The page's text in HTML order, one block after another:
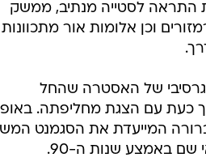
התראה לסטייה מנתיב, ממשק
וכן אלומות אור מתכוונות
של האסטרה שהחל
נמשך כעת עם הצגת מחליפתה.
המייעדת את הסגמנט
שם באמצע שנות ה-90.